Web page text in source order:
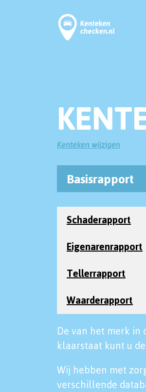
Kenteken wijzigen
Basisrapport
Schaderapport
Eigenarenrapport
Tellerrapport
Waarderapport
De van het merk in
klaarstaat kunt u
Wij hebben met
verschillende